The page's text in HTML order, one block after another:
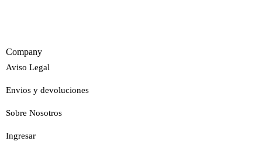
Company
Aviso Legal
Envios y devoluciones
Sobre Nosotros
Ingresar